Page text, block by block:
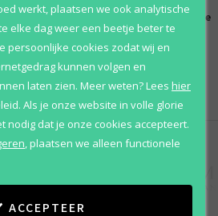
Al 12 jaar
voordelig
100% originele
parfums
werkt, plaatsen we ook analytische
elke dag weer een beetje beter te
persoonlijke cookies zodat wij en
kunnen volgen en
laten zien. Meer weten?Lees hier
Als je onze website in volle glorie
nodig dat je onze cookies accepteert.
plaatsen we alleen functionele
ACCEPTEER